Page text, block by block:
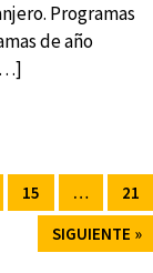
Programas
de año
15 …
21
SIGUIENTE »